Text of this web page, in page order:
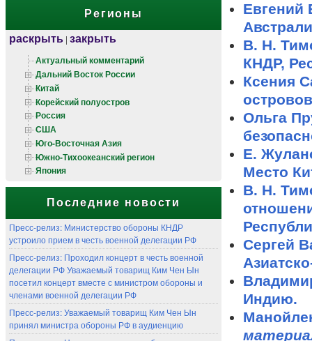
Регионы
раскрыть | закрыть
Актуальный комментарий
Дальний Восток России
Китай
Корейский полуостров
Россия
США
Юго-Восточная Азия
Южно-Тихоокеанский регион
Япония
Последние новости
Пресс-релиз: Министерство обороны КНДР
устроило прием в честь военной делегации РФ
Пресс-релиз: Проходил концерт в честь военной
делегации РФ Уважаемый товарищ Ким Чен Ын
посетил концерт вместе с министром обороны и
членами военной делегации РФ
Пресс-релиз: Уважаемый товарищ Ким Чен Ын
принял министра обороны РФ в аудиенцию
Евгений
В. Н.
КНДР,
Ксения
Ольга
Е.
Место
В. Н.
Сергей
Индию.